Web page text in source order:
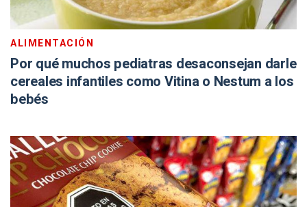
ALIMENTACIÓN
Por qué muchos pediatras desaconsejan darle
cereales infantiles como Vitina o Nestum a los
bebés